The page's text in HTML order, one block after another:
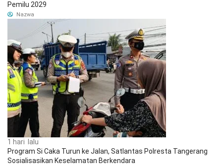
Pemilu 2029
Nazwa
1 hari lalu
Program Si Caka Turun ke Jalan, Satlantas Polresta Tangerang
Sosialisasikan Keselamatan Berkendara